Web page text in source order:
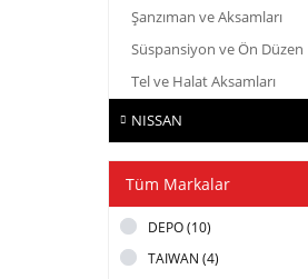
Şanzıman ve Aksamları
Süspansiyon ve Ön Düzen
Tel ve Halat Aksamları
NISSAN
Tüm Markalar
DEPO (10)
TAIWAN (4)